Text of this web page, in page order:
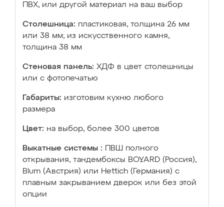
ПВХ, или другой материал на ваш выбор
Столешница: пластиковая, толщина 26 мм
или 38 мм; из искусственного камня,
толщина 38 мм
Стеновая панель: ХДФ в цвет столешницы
или с фотопечатью
Габариты: изготовим кухню любого
размера
Цвет: на выбор, более 300 цветов
Выкатные системы :
ПВШ полного
открывания, тандембоксы BOYARD (Россия),
Blum (Австрия) или Hettich (Германия) с
плавным закрыванием дверок или без этой
опции